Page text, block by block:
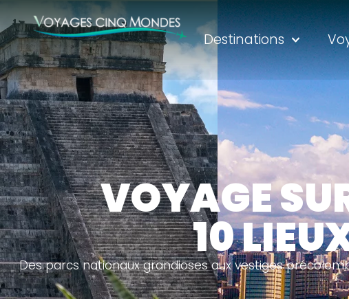
Destinations
VOYAGE
10
Des parcs nationaux grandioses aux vestiges